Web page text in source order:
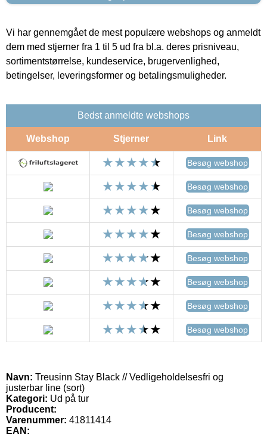
Vi har gennemgået de mest populære webshops og anmeldt
dem med stjerner fra 1 til 5 ud fra bl.a. deres prisniveau,
sortimentstørrelse, kundeservice, brugervenlighed,
betingelser, leveringsformer og betalingsmuligheder.
Bedst anmeldte webshops
Webshop Stjerner Link
Besøg webshop
Besøg webshop
Besøg webshop
Besøg webshop
Besøg webshop
Besøg webshop
Besøg webshop
Besøg webshop
Navn: Treusinn Stay Black // Vedligeholdelsesfri og
justerbar line (sort)
Kategori: Ud på tur
Producent:
Varenummer: 41811414
EAN: